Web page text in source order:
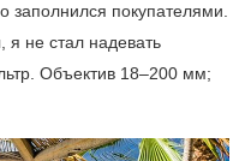
заполнился покупателями.
я не стал надевать
Объектив 18–200 мм;